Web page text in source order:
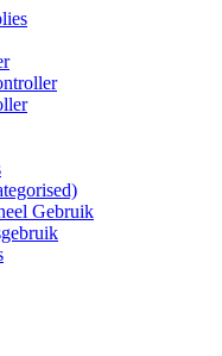
Gebruik